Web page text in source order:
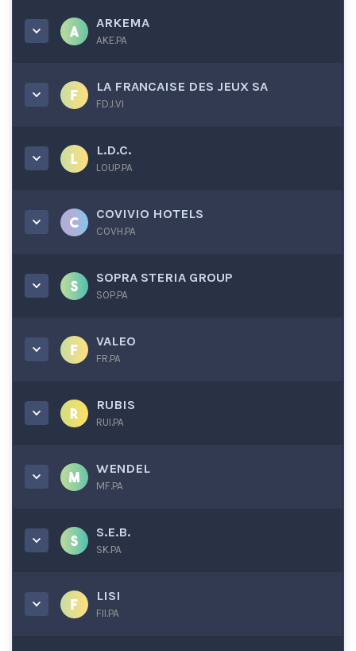
ARKEMA
AKE.PA
LA FRANCAISE DES JEUX SA
FDJ.VI
L.D.C.
LOUP.PA
COVIVIO HOTELS
COVH.PA
SOPRA STERIA GROUP
SOP.PA
VALEO
FR.PA
RUBIS
RUI.PA
WENDEL
MF.PA
S.E.B.
SK.PA
LISI
FII.PA